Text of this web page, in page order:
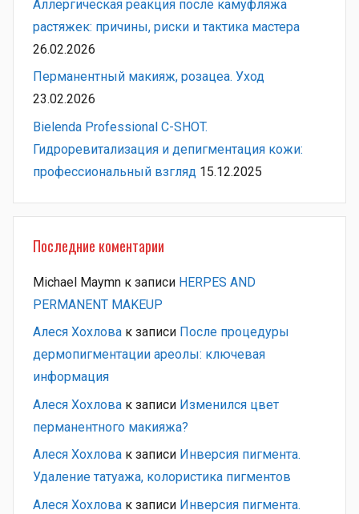
Аллергическая реакция после камуфляжа
растяжек: причины, риски и тактика мастера
26.02.2026
Перманентный макияж, розацеа. Уход
23.02.2026
Bielenda Professional C-SHOT.
Гидроревитализация и депигментация кожи:
профессиональный взгляд 15.12.2025
Последние коментарии
Michael Maymn к записи HERPES AND
PERMANENT MAKEUP
Алеся Хохлова к записи После процедуры
дермопигментации ареолы: ключевая
информация
Алеся Хохлова к записи Изменился цвет
перманентного макияжа?
Алеся Хохлова к записи Инверсия пигмента.
Удаление татуажа, колористика пигментов
Алеся Хохлова к записи Инверсия пигмента.